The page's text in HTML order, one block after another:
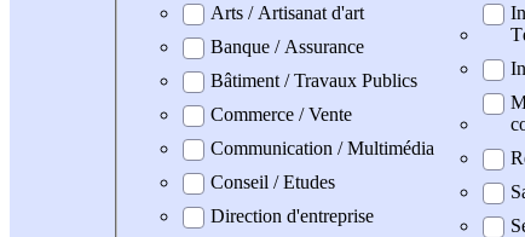
Arts / Artisanat d'art
Banque / Assurance
Bâtiment / Travaux Publics
Commerce / Vente
Communication / Multimédia
Conseil / Etudes
Direction d'entreprise